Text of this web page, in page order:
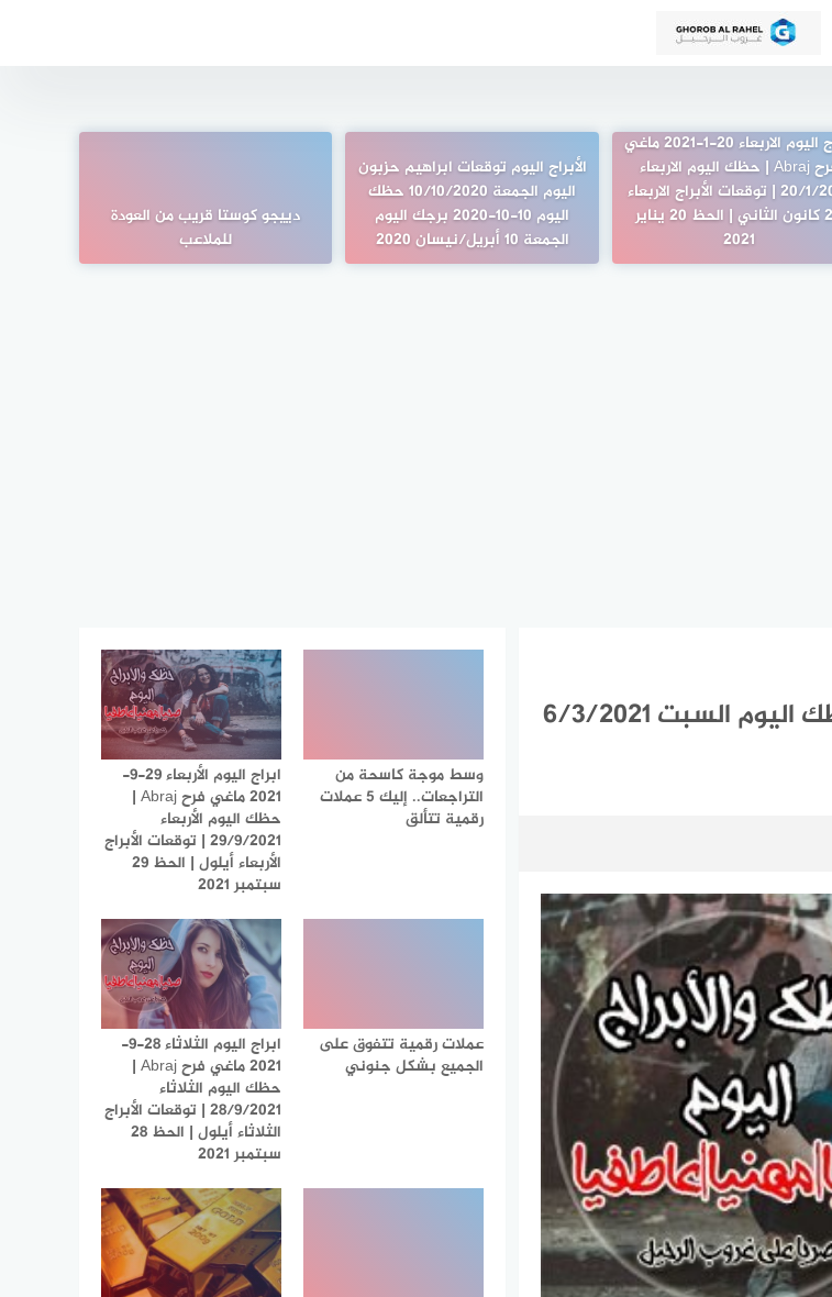
ابراج اليوم الاربعاء 20-1-2021 ماغي
فرح Abraj | حظك اليوم الاربعاء
20/1/2021 | توقعات الأبراج الاربعاء
20 كانون الثاني | الحظ 20 يناير
2021
الأبراج اليوم توقعات ابراهيم حزبون
اليوم الجمعة 10/10/2020 حظك
اليوم 10-10-2020 برجك اليوم
الجمعة 10 أبريل/نيسان 2020
دييجو كوستا قريب من العودة
للملاعب
ابراج اليوم السبت 6-3-2021 ماغي فرح Abraj | حظك اليوم السبت 6/3/2021
وسط موجة كاسحة من
التراجعات.. إليك 5 عملات
رقمية تتألق
ابراج اليوم الأربعاء 29-9-
2021 ماغي فرح Abraj |
حظك اليوم الأربعاء
29/9/2021 | توقعات الأبراج
الأربعاء أيلول | الحظ 29
سبتمبر 2021
عملات رقمية تتفوق على
الجميع بشكل جنوني
ابراج اليوم الثلاثاء 28-9-
2021 ماغي فرح Abraj |
حظك اليوم الثلاثاء
28/9/2021 | توقعات الأبراج
الثلاثاء أيلول | الحظ 28
سبتمبر 2021